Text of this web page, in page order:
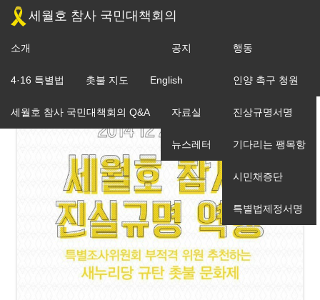
세월호 참사 국민대책회의
소개
조직도
세월호 참사 국민대책회의 Q&A
공지
입장
자료실
뉴스레터
행동
인양 촉구 청원
진상규명서명
기다리는 팽목항
시민채증단
특별법제정서명
4·16 특별법 촛불 지도 English